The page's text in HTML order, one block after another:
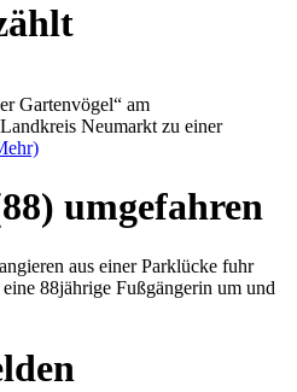
Gartenvögel“ am
Neumarkt zu einer
umgefahren
aus einer Parklücke fuhr
88jährige Fußgängerin um und